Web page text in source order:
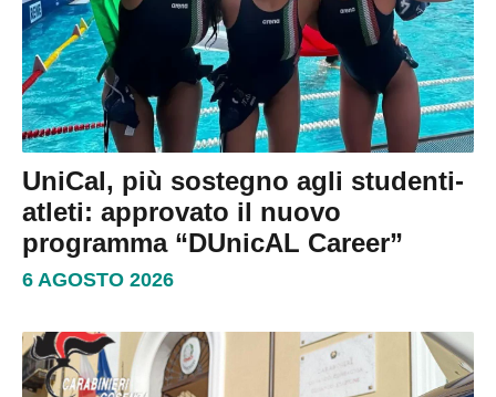
UniCal, più sostegno agli studenti-
atleti: approvato il nuovo
programma “DUnicAL Career”
6 AGOSTO 2026